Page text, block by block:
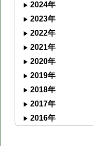
2024年
2023年
2022年
2021年
2020年
2019年
2018年
2017年
2016年